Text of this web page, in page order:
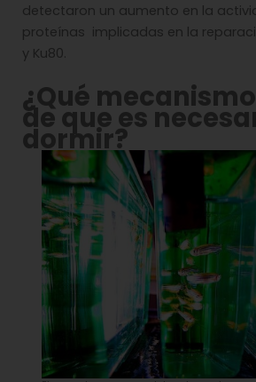
detectaron un aumento en la
proteínas implicadas en la
y Ku80.
¿Qué
de que es
dormir?